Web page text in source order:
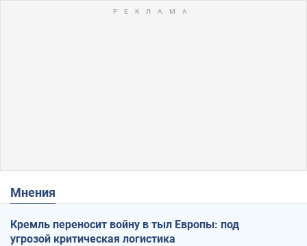
Мнения
Кремль переносит войну в тыл Европы: под
угрозой критическая логистика